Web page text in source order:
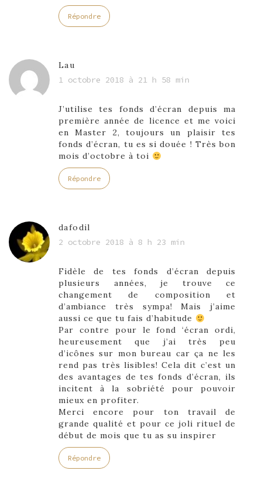
Répondre
Lau
1 octobre 2018 à 21 h 58 min
J’utilise tes fonds d’écran depuis ma
première année de licence et me voici
en Master 2, toujours un plaisir tes
fonds d’écran, tu es si douée ! Très bon
mois d’octobre à toi
Répondre
dafodil
2 octobre 2018 à 8 h 23 min
Fidèle de tes fonds d’écran depuis
plusieurs années, je trouve ce
changement de composition et
d’ambiance très sympa! Mais j’aime
aussi ce que tu fais d’habitude
Par contre pour le fond ‘écran ordi,
heureusement que j’ai très peu
d’icônes sur mon bureau car ça ne les
rend pas très lisibles! Cela dit c’est un
des avantages de tes fonds d’écran, ils
incitent à la sobriété pour pouvoir
mieux en profiter.
Merci encore pour ton travail de
grande qualité et pour ce joli rituel de
début de mois que tu as su inspirer
Répondre